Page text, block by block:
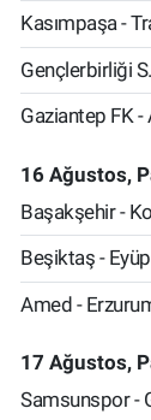
Kasımpaşa -
Gençlerbirliği
Gaziantep FK
16 Ağustos,
Başakşehir -
Beşiktaş -
Amed -
17 Ağustos,
Samsunspor -